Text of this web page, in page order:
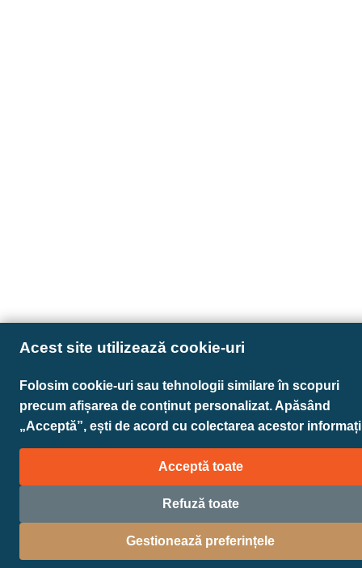
Acest site utilizează cookie-uri
Folosim cookie-uri sau tehnologii similare în scopuri
precum afișarea de conținut personalizat. Apăsând
„Acceptă”, ești de acord cu colectarea acestor
Acceptă toate
Refuză toate
Gestionează preferințele